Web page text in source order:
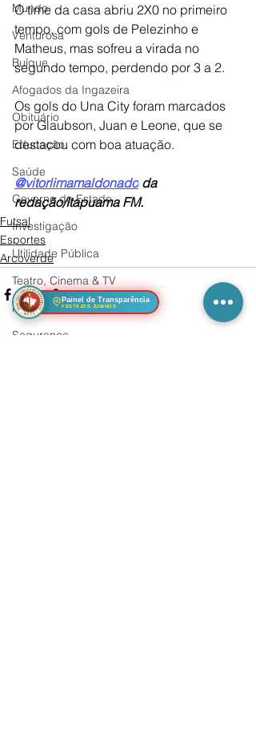
Mundo
Venturosa
Buíque
Afogados da Ingazeira
Obituário
Educação
Saúde
Governo do Estado
Investigação
Utilidade Pública
Teatro, Cinema & TV
Mulher
Segurança
O time da casa abriu 2X0 no primeiro
tempo, com gols de Pelezinho e
Matheus, mas sofreu a virada no
segundo tempo, perdendo por 3 a 2.
Os gols do Una City foram marcados
por Glaubson, Juan e Leone, que se
destacou com boa atuação.
@vitorlimamaldonado da
redação/Itapuama FM.
Futsal
Esportes
Arcoverde
Painel de Transparência
FESTEJOS JUNINOS